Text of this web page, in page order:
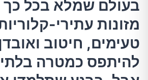
אבל סופר טעימים, חיטוב ואובדן
להיתפס כמטרה בלתי אפשרית.
שתלמדו איך לאכול ולהתאמן
יכולים להשיג אותה!
בעולם שמלא בכל
מזונות עתירי-
טעימים, חיטוב
להיתפס כמטרה